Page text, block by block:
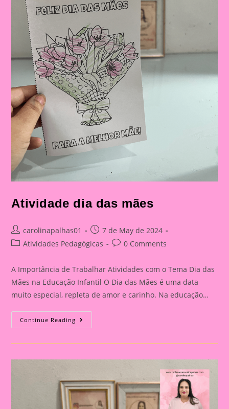
Atividade dia das mães
Post
author:
carolinapalhas01
Post
published:
7 de May de 2024
PostAtividades Pedagógicas
Post0 Comments
A Importância de Trabalhar Atividades com o Tema Dia das
Mães na Educação Infantil O Dia das Mães é uma data
muito especial, repleta de amor e carinho. Na educação…
Continue Reading Atividade
Dia